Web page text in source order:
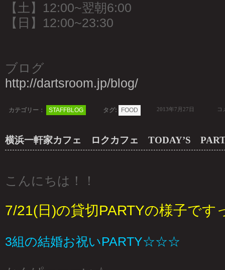
【土】12:00~翌朝6:00
【日】12:00~23:30
ブログ
http://dartsroom.jp/blog/
カテゴリー： STAFFBLOG タグ: FOOD 2013年7月27日 コ
横浜一軒家カフェ ロクカフェ TODAY’S
こんにちは！！
7/21(日)の貸切PARTYの様子で
3組の結婚お祝いPARTY☆☆☆